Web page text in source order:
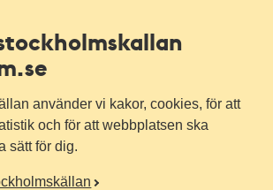
använder vi kakor, cookies, för att
och för att webbplatsen ska
sätt för dig.